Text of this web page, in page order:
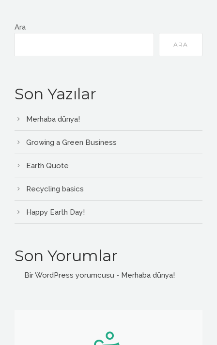
Ara
ARA
Son Yazılar
Merhaba dünya!
Growing a Green Business
Earth Quote
Recycling basics
Happy Earth Day!
Son Yorumlar
Bir WordPress yorumcusu - Merhaba dünya!